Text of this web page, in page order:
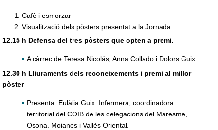
Cafè i esmorzar
Visualització dels pòsters presentat a la Jornada
12.15 h Defensa del tres pòsters que opten a premi.
A càrrec de Teresa Nicolás, Anna Collado i Dolors Guix
12.30 h Lliuraments dels reconeixements i premi al millor
pòster
Presenta: Eulàlia Guix. Infermera, coordinadora
territorial del COIB de les delegacions del Maresme,
Osona. Moianes i Vallès Oriental.